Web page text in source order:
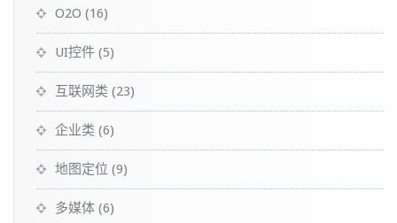
O2O (16)
UI控件 (5)
互联网类 (23)
企业类 (6)
地图定位 (9)
多媒体 (6)